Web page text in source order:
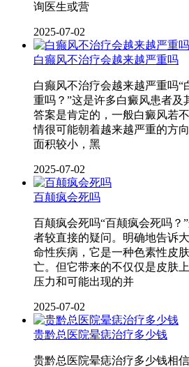
询医生或营
2025-07-02
白癫风不治疗会越来越严重吗
白癫风不治疗会越来越严重吗
重吗？”这是许多白癜风患者及
答案是肯定的，一般白癜风若
情很可能朝着越来越严重的方
面积较小，黑
2025-07-02
百颠疯会死吗
百颠疯会死吗“百颠疯会死吗？
者较直接的疑问。明确地告诉
命性疾病，它是一种色素性皮
亡。但它带来的不仅仅是皮肤
压力和可能出现的并
2025-07-02
贵黔总医院晕痣治疗多少钱
贵黔总医院晕痣治疗多少钱相